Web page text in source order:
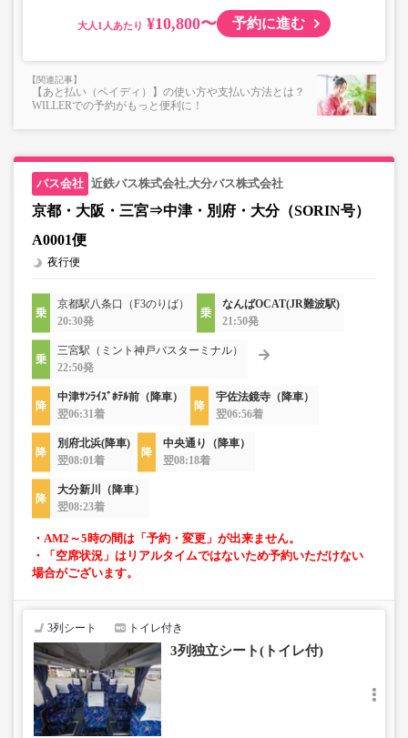
大人 ¥10,800〜 予約に進む
【あと払い（ペイディ）】の使い方や支払い方法とは？
WILLERでの予約がもっと便利に！
近鉄バス株式会社,大分バス株式会社
京都・大阪・三宮⇒中津・別府・大分（SORIN号）
A0001便
夜行便
京都駅八条口（F3のりば）
20:30発
なんばOCAT(JR難波駅)
21:50発
三宮駅（ミント神戸バスターミナル）
22:50発
中津ｻﾝﾗｲｽﾞﾎﾃﾙ前（降車）
翌06:31着
宇佐法鏡寺（降車）
翌06:56着
別府北浜(降車)
翌08:01着
中央通り（降車）
翌08:18着
大分新川（降車）
翌08:23着
・AM2～5時の間は「予約・変更」が出来ません。
・「空席状況」はリアルタイムではないため予約いただけない
場合がございます。
3列シート トイレ付き
3列独立シート(トイレ付)